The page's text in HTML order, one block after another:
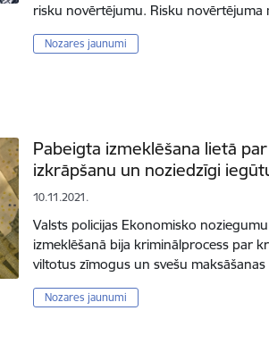
risku novērtējumu. Risku
Nozares jaunumi
Pabeigta izmeklēšana lietā
izkrāpšanu un noziedzīgi
10.11.2021.
Valsts policijas Ekonomisko
izmeklēšanā bija kriminālprocess par
viltotus zīmogus un svešu
Nozares jaunumi